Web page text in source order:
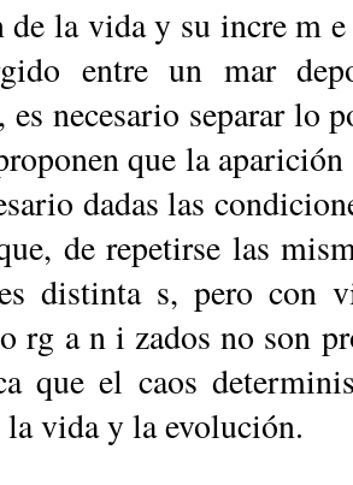
la vida y su incre m
entre un mar de
necesario separar lo
que la
dadas las
de repetirse las
distinta s, pero con
rg a n i zados no son
que el caos
la vida y la evolución.